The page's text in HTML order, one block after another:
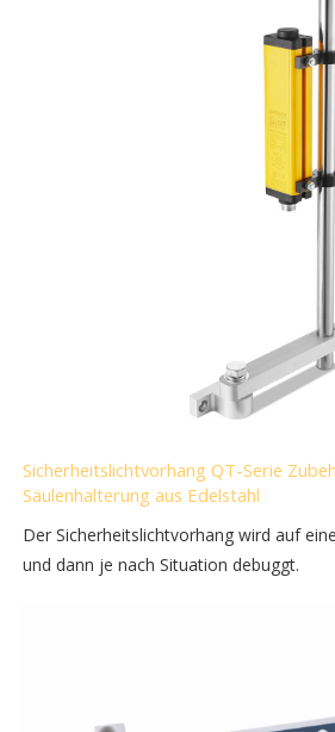
Sicherheitslichtvorhang QT-Serie
Säulenhalterung aus Edelstahl
Der Sicherheitslichtvorhang wird auf
und dann je nach Situation debuggt.